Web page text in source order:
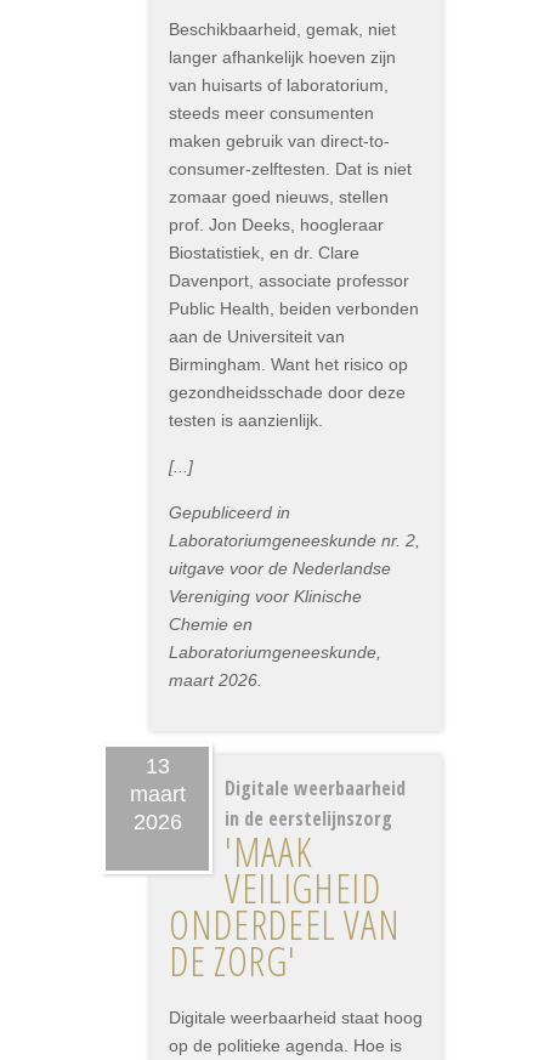
Beschikbaarheid, gemak, niet
langer afhankelijk hoeven zijn
van huisarts of laboratorium,
steeds meer consumenten
maken gebruik van direct-to-
consumer-zelftesten. Dat is niet
zomaar goed nieuws, stellen
prof. Jon Deeks, hoogleraar
Biostatistiek, en dr. Clare
Davenport, associate professor
Public Health, beiden verbonden
aan de Universiteit van
Birmingham. Want het risico op
gezondheidsschade door deze
testen is aanzienlijk.
[...]
Gepubliceerd in
Laboratoriumgeneeskunde nr. 2,
uitgave voor de Nederlandse
Vereniging voor Klinische
Chemie en
Laboratoriumgeneeskunde,
maart 2026.
13
maart
2026
Digitale weerbaarheid
in de eerstelijnszorg
'MAAK
VEILIGHEID
ONDERDEEL VAN
DE ZORG'
Digitale weerbaarheid staat hoog
op de politieke agenda. Hoe is